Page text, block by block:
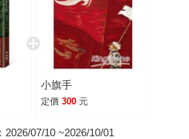
小旗手
定價 300 元
2026/07/10 ~2026/10/01